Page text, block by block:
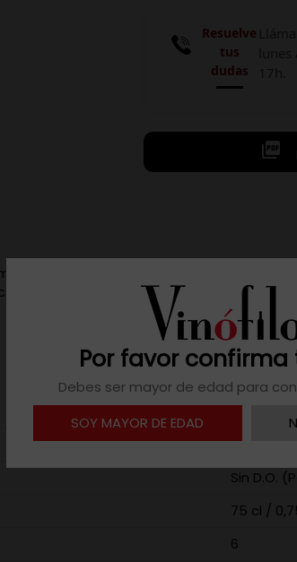
Por favor
Debes ser mayor de edad para
SOY MAYOR DE EDAD
Resuelve
tus
dudas

en depósitos de acero
auténtico. Su perfil es seco, con
2024
España
Sin D.O.
75 cl /
6